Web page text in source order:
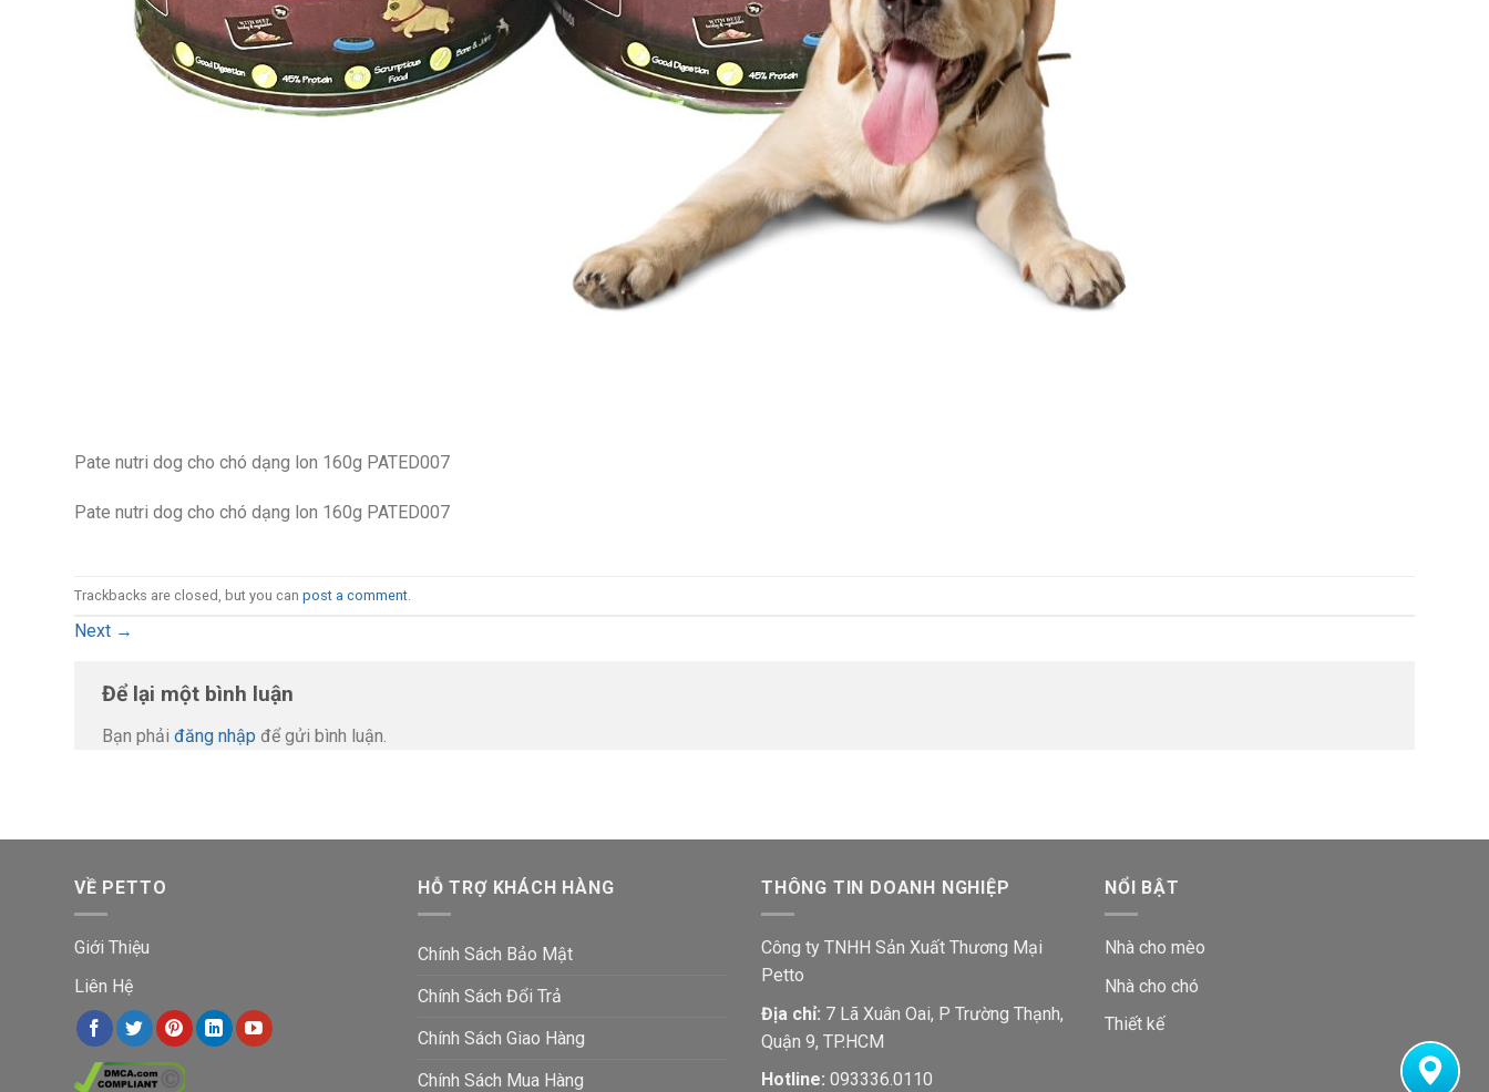
Pate nutri dog cho chó dạng lon 160g PATED007
Pate nutri dog cho chó dạng lon 160g PATED007
Trackbacks are closed, but you can post a comment
Next →
Để lại một bình luận
Bạn phải đăng nhập để gửi bình luận.
VỀ PETTO
Giới Thiệu
Liên Hệ
HỖ TRỢ KHÁCH HÀNG
Chính Sách Bảo Mật
Chính Sách Đổi Trả
Chính Sách Giao Hàng
Chính Sách Mua Hàng
THÔNG TIN DOANH NGHIỆP
Công ty TNHH Sản Xuất Thương Mại
Petto
Địa chỉ: 7 Lã Xuân Oai, P Trường Thạnh,
Quận 9, TP.HCM
Hotline: 093336.0110
NỔI BẬT
Nhà cho mèo
Nhà cho chó
Thiết kế